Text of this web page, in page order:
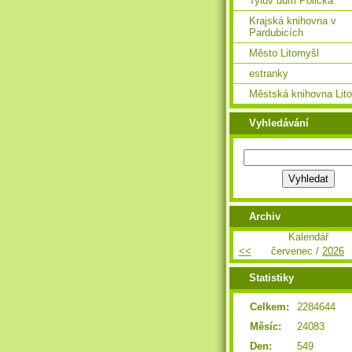
Krajská knihovna v
Pardubicích
Město Litomyšl
estranky
Městská knihovna
Vyhledávání
Archiv
Kalendář
<<
červenec / 2026
Statistiky
Celkem:
2284644
Měsíc:
24083
Den:
549